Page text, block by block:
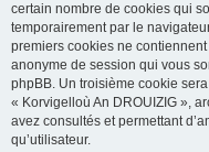
certain nombre de cookies qui
temporairement par le
premiers cookies ne
anonyme de session qui vous
phpBB. Un troisième cookie
« Korvigelloù An DROUIZIG »,
avez consultés et permettant
qu’utilisateur.